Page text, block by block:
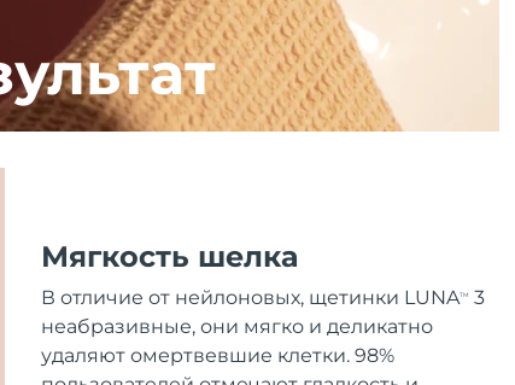
Мягкость шелка
В отличие от нейлоновых, щетинки LUNATM
3
неабразивные, они мягко и деликатно
удаляют омертвевшие клетки. 98%